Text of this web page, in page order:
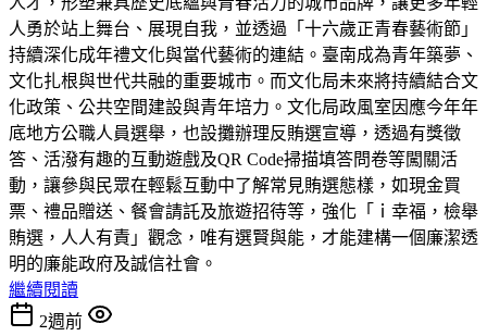
人勇於站上舞台、展現自我，並透過「十六歲正青春藝術節」
持續深化成年禮文化與當代藝術的連結。臺南成為青年築夢、
文化扎根與世代共融的重要城市。而文化局未來將持續結合文
化政策、公共空間建設與青年培力。文化局政風室因應今年年
底地方公職人員選舉，也設攤辦理反賄選宣導，透過有獎徵
答、活潑有趣的互動遊戲及QR Code掃描填答問卷等闖關活
動，讓參與民眾在輕鬆互動中了解常見賄選態樣，如現金買
票、禮品贈送、餐會請託及旅遊招待等，強化「ｉ幸福，檢舉
賄選，人人有責」觀念，唯有選賢與能，才能建構一個廉潔透
明的廉能政府及誠信社會。
繼續閱讀
2週前